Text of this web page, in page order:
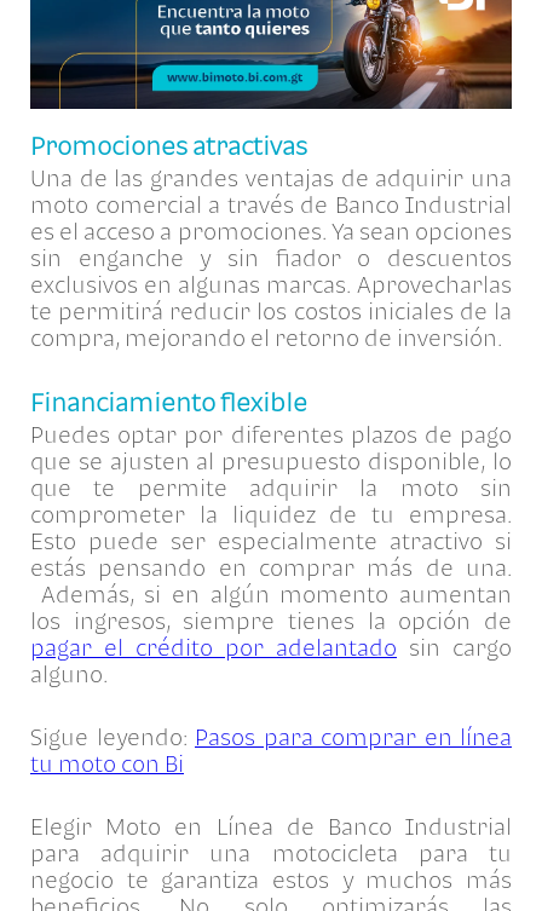
Promociones atractivas
Una de las grandes ventajas de adquirir una
moto comercial a través de Banco Industrial
es el acceso a promociones. Ya sean opciones
sin enganche y sin fiador o descuentos
exclusivos en algunas marcas. Aprovecharlas
te permitirá reducir los costos iniciales de la
compra, mejorando el retorno de inversión.
Financiamiento flexible
Puedes optar por diferentes plazos de pago
que se ajusten al presupuesto disponible, lo
que te permite adquirir la moto sin
comprometer la liquidez de tu empresa.
Esto puede ser especialmente atractivo si
estás pensando en comprar más de una.
Además, si en algún momento aumentan
los ingresos, siempre tienes la opción de
pagar el crédito por adelantado sin cargo
alguno.
Sigue leyendo: Pasos para comprar en línea
tu moto con Bi
Elegir Moto en Línea de Banco Industrial
para adquirir una motocicleta para tu
negocio te garantiza estos y muchos más
beneficios. No solo optimizarás las